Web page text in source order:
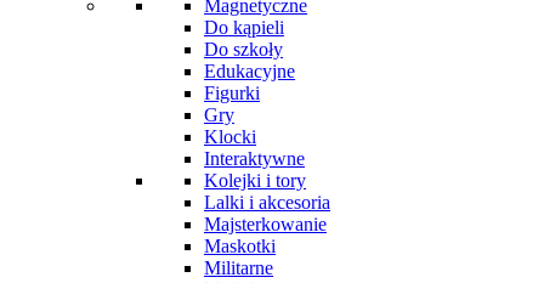
Magnetyczne
Do kąpieli
Do szkoły
Edukacyjne
Figurki
Gry
Klocki
Interaktywne
Kolejki i tory
Lalki i akcesoria
Majsterkowanie
Maskotki
Militarne